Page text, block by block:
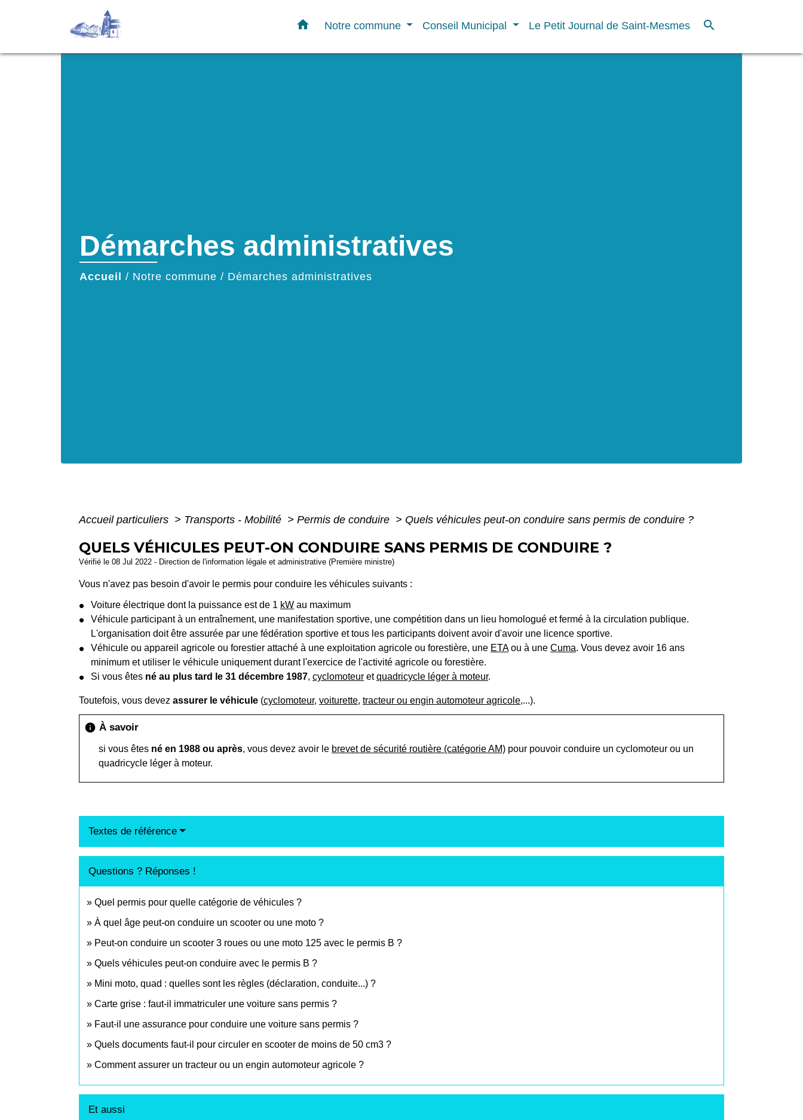
home Notre commune Conseil Municipal Le Petit Journal de Saint-Mesmes search
Démarches administratives
Accueil / Notre commune / Démarches administratives
Accueil particuliers > Transports - Mobilité > Permis de conduire > Quels véhicules peut-on conduire sans permis de conduire ?
QUELS VÉHICULES PEUT-ON CONDUIRE SANS PERMIS DE CONDUIRE ?
Vérifié le 08 Jul 2022 - Direction de l'information légale et administrative (Première ministre)
Vous n'avez pas besoin d'avoir le permis pour conduire les véhicules suivants :
Voiture électrique dont la puissance est de 1 kW au maximum
Véhicule participant à un entraînement, une manifestation sportive, une compétition dans un lieu homologué et fermé à la circulation publique.
L'organisation doit être assurée par une fédération sportive et tous les participants doivent avoir d'avoir une licence sportive.
Véhicule ou appareil agricole ou forestier attaché à une exploitation agricole ou forestière, une ETAou à une Cuma. Vous devez avoir 16 ans
minimum et utiliser le véhicule uniquement durant l'exercice de l'activité agricole ou forestière.
Si vous êtes né au plus tard le 31 décembre 1987, cyclomoteur etquadricycle léger à moteur.
Toutefois, vous devez assurer le véhicule (cyclomoteur, voiturette, tracteur ou engin automoteur agricole,...).
info À savoir
si vous êtes né en 1988 ou après, vous devez avoir le brevet de sécurité routière (catégorie AM) pour pouvoir conduire un cyclomoteur ou un
quadricycle léger à moteur.
Textes de référence
Questions ? Réponses !
Quel permis pour quelle catégorie de véhicules ?
À quel âge peut-on conduire un scooter ou une moto ?
Peut-on conduire un scooter 3 roues ou une moto 125 avec le permis B ?
Quels véhicules peut-on conduire avec le permis B ?
Mini moto, quad : quelles sont les règles (déclaration, conduite...) ?
Carte grise : faut-il immatriculer une voiture sans permis ?
Faut-il une assurance pour conduire une voiture sans permis ?
Quels documents faut-il pour circuler en scooter de moins de 50 cm3 ?
Comment assurer un tracteur ou un engin automoteur agricole ?
Et aussi